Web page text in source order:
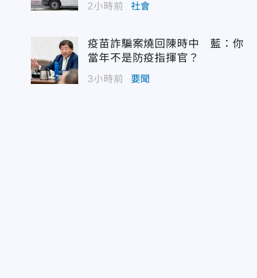
2小時前 社會
疫苗詐騙案燒回陳時中 藍：你
當年不是防疫指揮官？
3小時前 要聞